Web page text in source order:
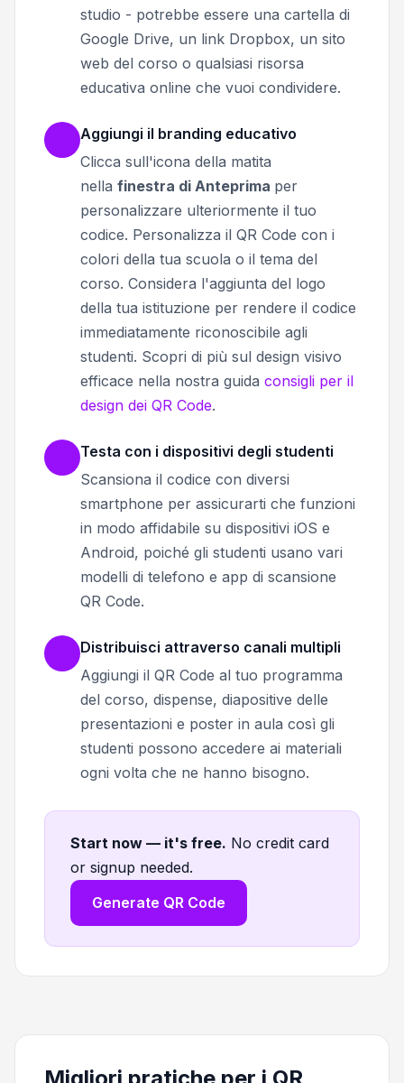
studio - potrebbe essere una cartella di
Google Drive, un link Dropbox, un sito
web del corso o qualsiasi risorsa
educativa online che vuoi condividere.
Aggiungi il branding educativo
Clicca sull'icona della matita
nella finestra di Anteprima per
personalizzare ulteriormente il tuo
codice. Personalizza il QR Code con i
colori della tua scuola o il tema del
corso. Considera l'aggiunta del logo
della tua istituzione per rendere il codice
immediatamente riconoscibile agli
studenti. Scopri di più sul design visivo
efficace nella nostra guida consigli per il
design dei QR Code.
Testa con i dispositivi degli studenti
Scansiona il codice con diversi
smartphone per assicurarti che funzioni
in modo affidabile su dispositivi iOS e
Android, poiché gli studenti usano vari
modelli di telefono e app di scansione
QR Code.
Distribuisci attraverso canali multipli
Aggiungi il QR Code al tuo programma
del corso, dispense, diapositive delle
presentazioni e poster in aula così gli
studenti possono accedere ai materiali
ogni volta che ne hanno bisogno.
Start now — it's free. No credit card
or signup needed.
Generate QR Code
Migliori pratiche per i QR